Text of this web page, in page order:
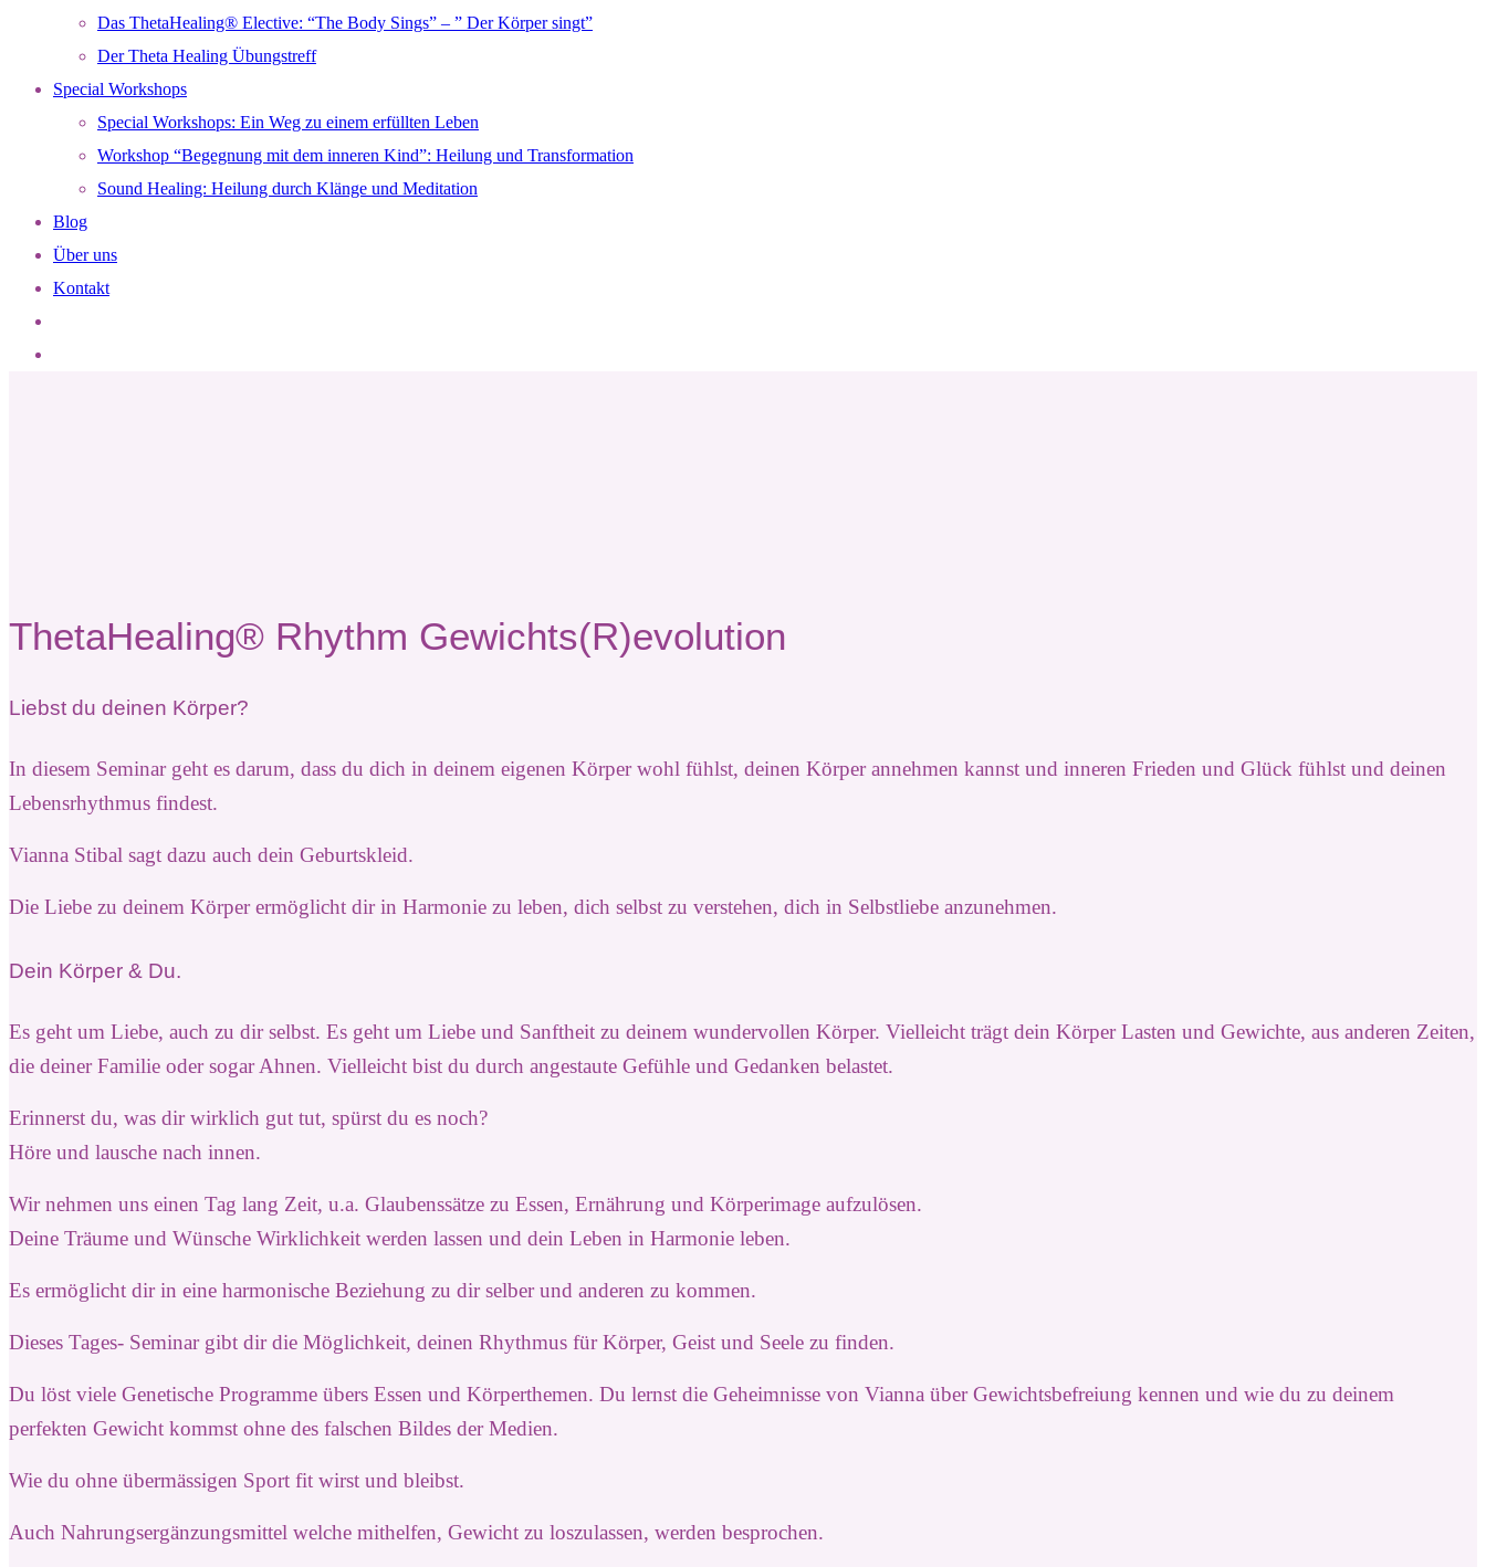
Das ThetaHealing® Elective: “The Body Sings” – ” Der Körper singt”
Der Theta Healing Übungstreff
Special Workshops
Special Workshops: Ein Weg zu einem erfüllten Leben
Workshop “Begegnung mit dem inneren Kind”: Heilung und Transformation
Sound Healing: Heilung durch Klänge und Meditation
Blog
Über uns
Kontakt
ThetaHealing® Rhythm Gewichts(R)evolution
Liebst du deinen Körper?
In diesem Seminar geht es darum, dass du dich in deinem eigenen Körper wohl fühlst, deinen Körper annehmen kannst und inneren Frieden und Glück fühlst und deinen
Lebensrhythmus findest.
Vianna Stibal sagt dazu auch dein Geburtskleid.
Die Liebe zu deinem Körper ermöglicht dir in Harmonie zu leben, dich selbst zu verstehen, dich in Selbstliebe anzunehmen.
Dein Körper & Du.
Es geht um Liebe, auch zu dir selbst. Es geht um Liebe und Sanftheit zu deinem wundervollen Körper. Vielleicht trägt dein Körper Lasten und Gewichte, aus anderen Zeiten,
die deiner Familie oder sogar Ahnen. Vielleicht bist du durch angestaute Gefühle und Gedanken belastet.
Erinnerst du, was dir wirklich gut tut, spürst du es noch?
Höre und lausche nach innen.
Wir nehmen uns einen Tag lang Zeit, u.a. Glaubenssätze zu Essen, Ernährung und Körperimage aufzulösen.
Deine Träume und Wünsche Wirklichkeit werden lassen und dein Leben in Harmonie leben.
Es ermöglicht dir in eine harmonische Beziehung zu dir selber und anderen zu kommen.
Dieses Tages- Seminar gibt dir die Möglichkeit, deinen Rhythmus für Körper, Geist und Seele zu finden.
Du löst viele Genetische Programme übers Essen und Körperthemen. Du lernst die Geheimnisse von Vianna über Gewichtsbefreiung kennen und wie du zu deinem
perfekten Gewicht kommst ohne des falschen Bildes der Medien.
Wie du ohne übermässigen Sport fit wirst und bleibst.
Auch Nahrungsergänzungsmittel welche mithelfen, Gewicht zu loszulassen, werden besprochen.